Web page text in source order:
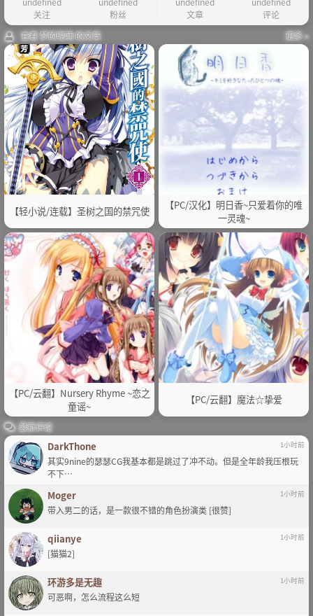
关注
粉丝
文章
评论
查看 梦的昵喃 的文章
更多 »
【轻小说/连载】圣树之国的禁咒使
【PC/汉化】明日香~只爱着你的唯
一灵魂~
【PC/云翻】Nursery Rhyme ~恋之
童谣~
【PC/云翻】魔法☆挚爱
最新评论
DarkThone 1小时前
其实9nine的瑟瑟CG我基本都是跳过了冲不动。但是全年龄我压根玩
不下…
Moger 1小时前
带入男二的话，是一款很不错的角色扮演类 [很赞]
qiianye 1小时前
[猫猫2]
环游多是无趣 1小时前
可恶啊，怎么流程这么短